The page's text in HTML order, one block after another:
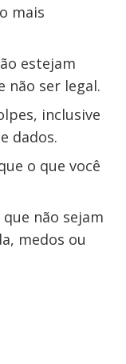
mais
estejam
não ser legal.
inclusive
dados.
o que você
não sejam
medos ou